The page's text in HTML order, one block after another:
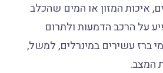
איכות המזון או המים שהכלב
על הרכב הדמעות ולתרום
ברז עשירים במינרלים, למשל,
המצב.